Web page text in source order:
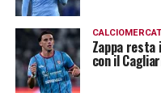
voluto giocare tre
settimana. Ora ci
pausa e ripartiamo
agosto. Sappiamo
Zappa
con il